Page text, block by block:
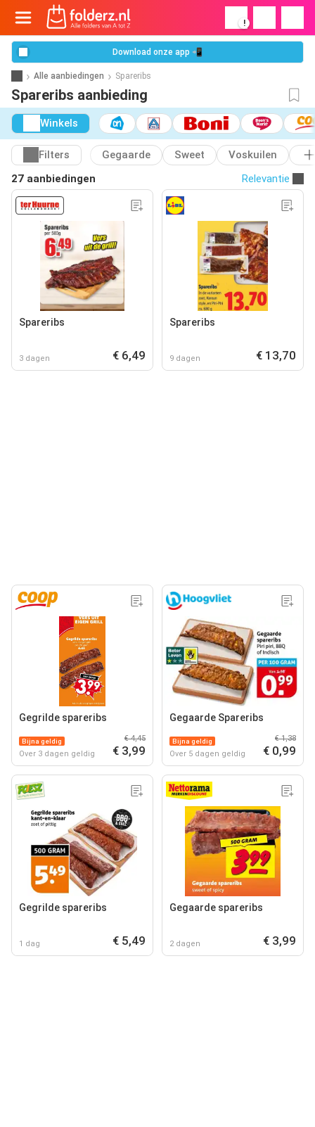
!
Download onze app 📲
Alle aanbiedingen Spareribs
Spareribs aanbieding
Winkels
Filters Gegaarde Sweet
Voskuilen
27 aanbiedingen
Relevantie
Spareribs
3 dagen € 6,49
Spareribs
9 dagen € 13,70
Gegrilde spareribs
Bijna geldig
Over 3 dagen geldig
€ 4,45
€ 3,99
Gegaarde Spareribs
Bijna geldig
Over 5 dagen geldig
€ 1,38
€ 0,99
Gegrilde spareribs
1 dag € 5,49
Gegaarde spareribs
2 dagen € 3,99